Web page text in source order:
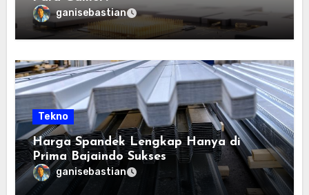
ganisebastian
Tekno
Harga Spandek Lengkap Hanya di
Prima Bajaindo Sukses
ganisebastian